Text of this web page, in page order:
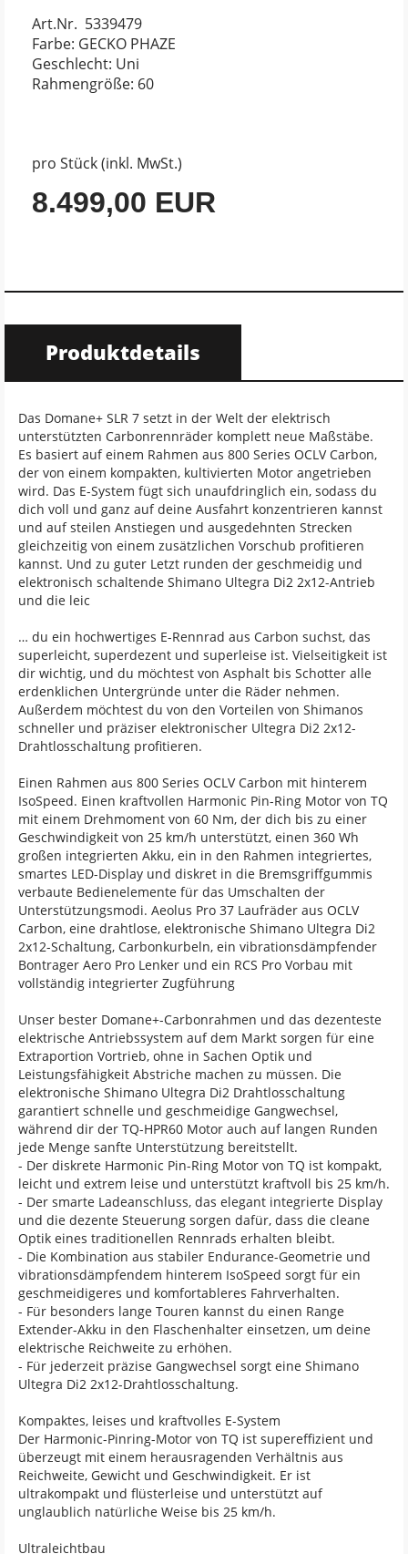
Art.Nr. 5339479
Farbe: GECKO PHAZE
Geschlecht: Uni
Rahmengröße: 60
pro Stück (inkl. MwSt.)
8.499,00 EUR
Produktdetails
Das Domane+ SLR 7 setzt in der Welt der elektrisch
unterstützten Carbonrennräder komplett neue Maßstäbe.
Es basiert auf einem Rahmen aus 800 Series OCLV Carbon,
der von einem kompakten, kultivierten Motor angetrieben
wird. Das E-System fügt sich unaufdringlich ein, sodass du
dich voll und ganz auf deine Ausfahrt konzentrieren kannst
und auf steilen Anstiegen und ausgedehnten Strecken
gleichzeitig von einem zusätzlichen Vorschub profitieren
kannst. Und zu guter Letzt runden der geschmeidig und
elektronisch schaltende Shimano Ultegra Di2 2x12-Antrieb
und die leic
… du ein hochwertiges E-Rennrad aus Carbon suchst, das
superleicht, superdezent und superleise ist. Vielseitigkeit ist
dir wichtig, und du möchtest von Asphalt bis Schotter alle
erdenklichen Untergründe unter die Räder nehmen.
Außerdem möchtest du von den Vorteilen von Shimanos
schneller und präziser elektronischer Ultegra Di2 2x12-
Drahtlosschaltung profitieren.
Einen Rahmen aus 800 Series OCLV Carbon mit hinterem
IsoSpeed. Einen kraftvollen Harmonic Pin-Ring Motor von TQ
mit einem Drehmoment von 60 Nm, der dich bis zu einer
Geschwindigkeit von 25 km/h unterstützt, einen 360 Wh
großen integrierten Akku, ein in den Rahmen integriertes,
smartes LED-Display und diskret in die Bremsgriffgummis
verbaute Bedienelemente für das Umschalten der
Unterstützungsmodi. Aeolus Pro 37 Laufräder aus OCLV
Carbon, eine drahtlose, elektronische Shimano Ultegra Di2
2x12-Schaltung, Carbonkurbeln, ein vibrationsdämpfender
Bontrager Aero Pro Lenker und ein RCS Pro Vorbau mit
vollständig integrierter Zugführung
Unser bester Domane+-Carbonrahmen und das dezenteste
elektrische Antriebssystem auf dem Markt sorgen für eine
Extraportion Vortrieb, ohne in Sachen Optik und
Leistungsfähigkeit Abstriche machen zu müssen. Die
elektronische Shimano Ultegra Di2 Drahtlosschaltung
garantiert schnelle und geschmeidige Gangwechsel,
während dir der TQ-HPR60 Motor auch auf langen Runden
jede Menge sanfte Unterstützung bereitstellt.
- Der diskrete Harmonic Pin-Ring Motor von TQ ist kompakt,
leicht und extrem leise und unterstützt kraftvoll bis 25 km/h.
- Der smarte Ladeanschluss, das elegant integrierte Display
und die dezente Steuerung sorgen dafür, dass die cleane
Optik eines traditionellen Rennrads erhalten bleibt.
- Die Kombination aus stabiler Endurance-Geometrie und
vibrationsdämpfendem hinterem IsoSpeed sorgt für ein
geschmeidigeres und komfortableres Fahrverhalten.
- Für besonders lange Touren kannst du einen Range
Extender-Akku in den Flaschenhalter einsetzen, um deine
elektrische Reichweite zu erhöhen.
- Für jederzeit präzise Gangwechsel sorgt eine Shimano
Ultegra Di2 2x12-Drahtlosschaltung.
Kompaktes, leises und kraftvolles E-System
Der Harmonic-Pinring-Motor von TQ ist supereffizient und
überzeugt mit einem herausragenden Verhältnis aus
Reichweite, Gewicht und Geschwindigkeit. Er ist
ultrakompakt und flüsterleise und unterstützt auf
unglaublich natürliche Weise bis 25 km/h.
Ultraleichtbau